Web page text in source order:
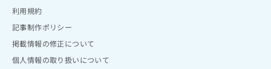
利用規約
記事制作ポリシー
掲載情報の修正について
個人情報の取り扱いについて